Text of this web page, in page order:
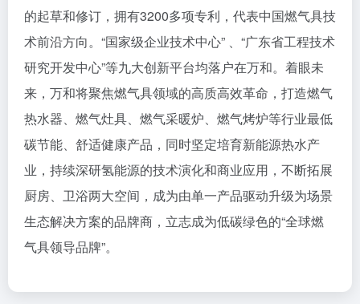
的起草和修订，拥有3200多项专利，代表中国燃气具技
术前沿方向。“国家级企业技术中心” 、“广东省工程技术
研究开发中心”等九大创新平台均落户在万和。着眼未
来，万和将聚焦燃气具领域的高质高效革命，打造燃气
热水器、燃气灶具、燃气采暖炉、燃气烤炉等行业最低
碳节能、舒适健康产品，同时坚定培育新能源热水产
业，持续深研氢能源的技术演化和商业应用，不断拓展
厨房、卫浴两大空间，成为由单一产品驱动升级为场景
生态解决方案的品牌商，立志成为低碳绿色的“全球燃
气具领导品牌”。